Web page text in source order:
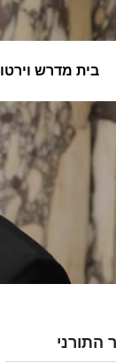
בית מדרש
התורני